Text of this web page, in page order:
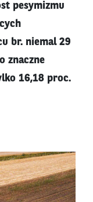
pesymizmu
br. niemal 29
znaczne
16,18 proc.